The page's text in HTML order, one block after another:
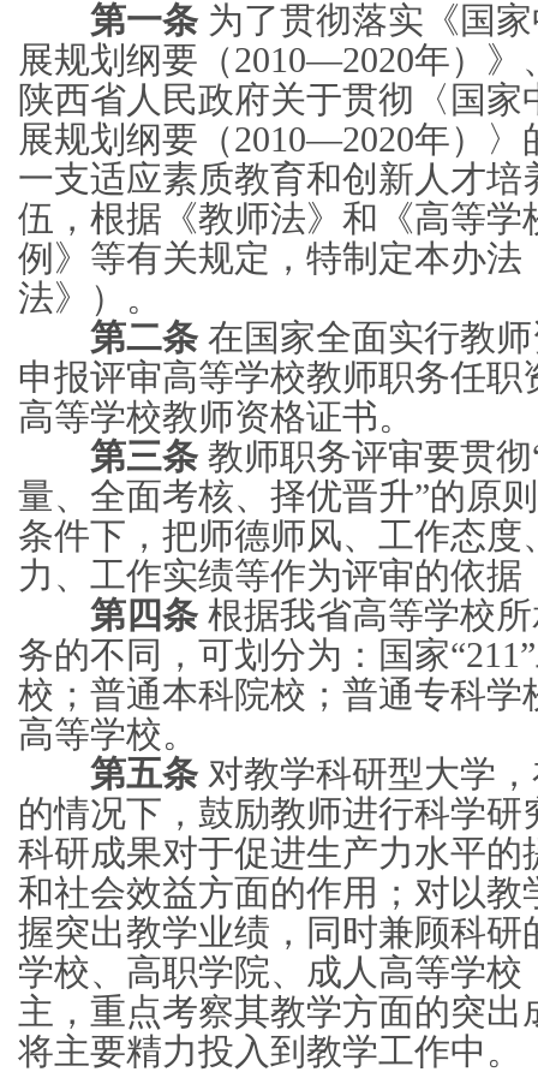
第一条 为了贯彻落实《国
展规划纲要（2010—2020年）
陕西省人民政府关于贯彻〈国
展规划纲要（2010—2020年）
一支适应素质教育和创新人才培
伍，根据《教师法》和《高等学
例》等有关规定，特制定本办法
法》）。
第二条 在国家全面实行教
申报评审高等学校教师职务任职
高等学校教师资格证书。
第三条 教师职务评审要贯
量、全面考核、择优晋升”的原
条件下，把师德师风、工作态度
力、工作实绩等作为评审的依据
第四条 根据我省高等学校
务的不同，可划分为：国家
校；普通本科院校；普通专科学
高等学校。
第五条 对教学科研型大学
的情况下，鼓励教师进行科学研
科研成果对于促进生产力水平的
和社会效益方面的作用；对以教
握突出教学业绩，同时兼顾科研
学校、高职学院、成人高等学校
主，重点考察其教学方面的突出
将主要精力投入到教学工作中。